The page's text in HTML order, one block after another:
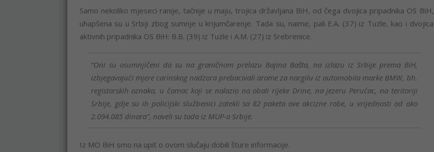
Samo nekoliko mjeseci ranije, tačnije u maju, trojica državljana BiH, od čega dvojica pripadnika OS BiH,
uhapšena su u Srbiji zbog sumnje u krijumčarenje. Tada su, naime, pali E.A. (37) iz Tuzle, kao i dvojica
aktivnih pripadnika OS BiH: B.B. (39) iz Tuzle i A.M. (27) iz Srebrenice.
“Oni su osumnjičeni da su na graničnom prelazu Bajina Bašta, na izlazu iz Srbije prema BiH,
izbjegavajući mjere carinskog nadzora prebacivali arome za nargilu iz automobila marke BMW, bh.
registarskih oznaka, u čamac koji se nalazio na obali rijeke Drine, na jezeru Perućac, na teritoriji
Srbije, gdje su ih policijski službenici zatekli sa 82 paketa ove akcizne robe, u vrijednosti od oko
2.094.085 dinara”, naveli su tada iz MUP-a Srbije.
Iz MO BiH smo na upit o ovom slučaju dobili šture informacije.